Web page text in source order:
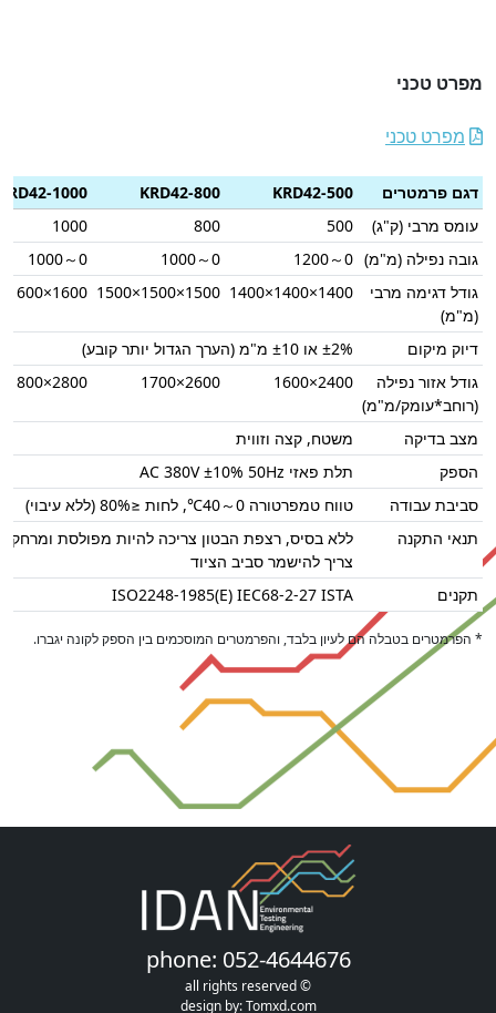
מפרט טכני
מפרט טכני
דגם פרמטרים KRD42-500
KRD42-800
1000
עומס מרבי (ק"ג)
500
800
1000
גובה נפילה (מ"מ) 0～1200
0～1000
0～1000
גודל דגימה מרבי
(מ"מ)
1400×1400×1400
1500×1500×1500
1600×1600×1600
דיוק מיקום
±2% או ±10 מ"מ (הערך הגדול יותר קובע)
גודל אזור נפילה
(רוחב*עומק/מ"מ)
2400×1600
2600×1700
2800×1800
מצב בדיקה
משטח, קצה וזווית
הספק
תלת פאזי AC 380V ±10% 50Hz
סביבת עבודה
טווח טמפרטורה 0～40℃, לחות ≤80% (ללא עיבוי)
תנאי התקנה
צריך להישמר סביב הציוד
תקנים
ISO2248-1985(E) IEC68-2-27 ISTA
* הפרמטרים בטבלה הם לעיון בלבד, והפרמטרים המוסכמים בין הספק לקונה יגברו.
phone: 052-4644676
© all rights reserved
design by:Tomxd.com